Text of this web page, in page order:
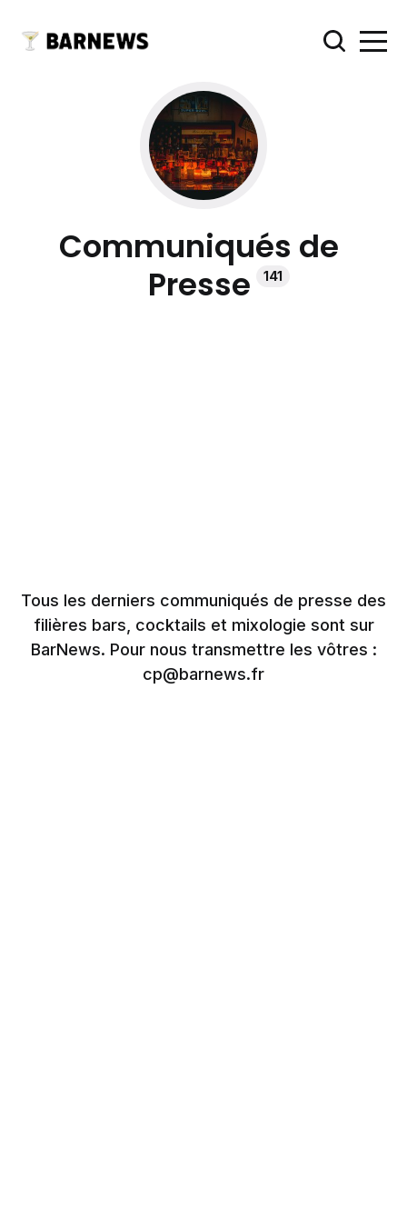
Communiqués de
Presse
141
Tous les derniers communiqués de presse des
filières bars, cocktails et mixologie sont sur
BarNews. Pour nous transmettre les vôtres :
cp@barnews.fr